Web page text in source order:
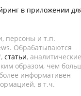
в приложении
персоны и т.п.
Обрабатываются
статьи, аналитические
образом, чем
информативен
в т.ч.